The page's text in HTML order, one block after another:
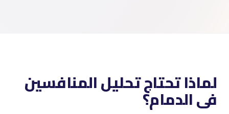
لماذا تحتاج تحليل المنافسين
فى الدمام؟